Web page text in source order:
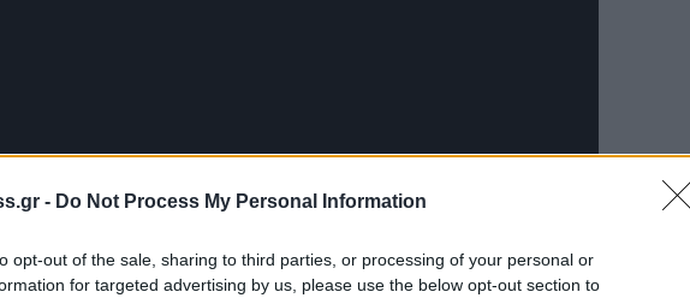
- Do Not Process My Personal Information
opt-out of the sale, sharing to third parties, or processing of your personal or
for targeted advertising by us, please use the below opt-out section to